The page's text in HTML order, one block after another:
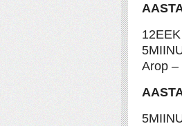
Arop –